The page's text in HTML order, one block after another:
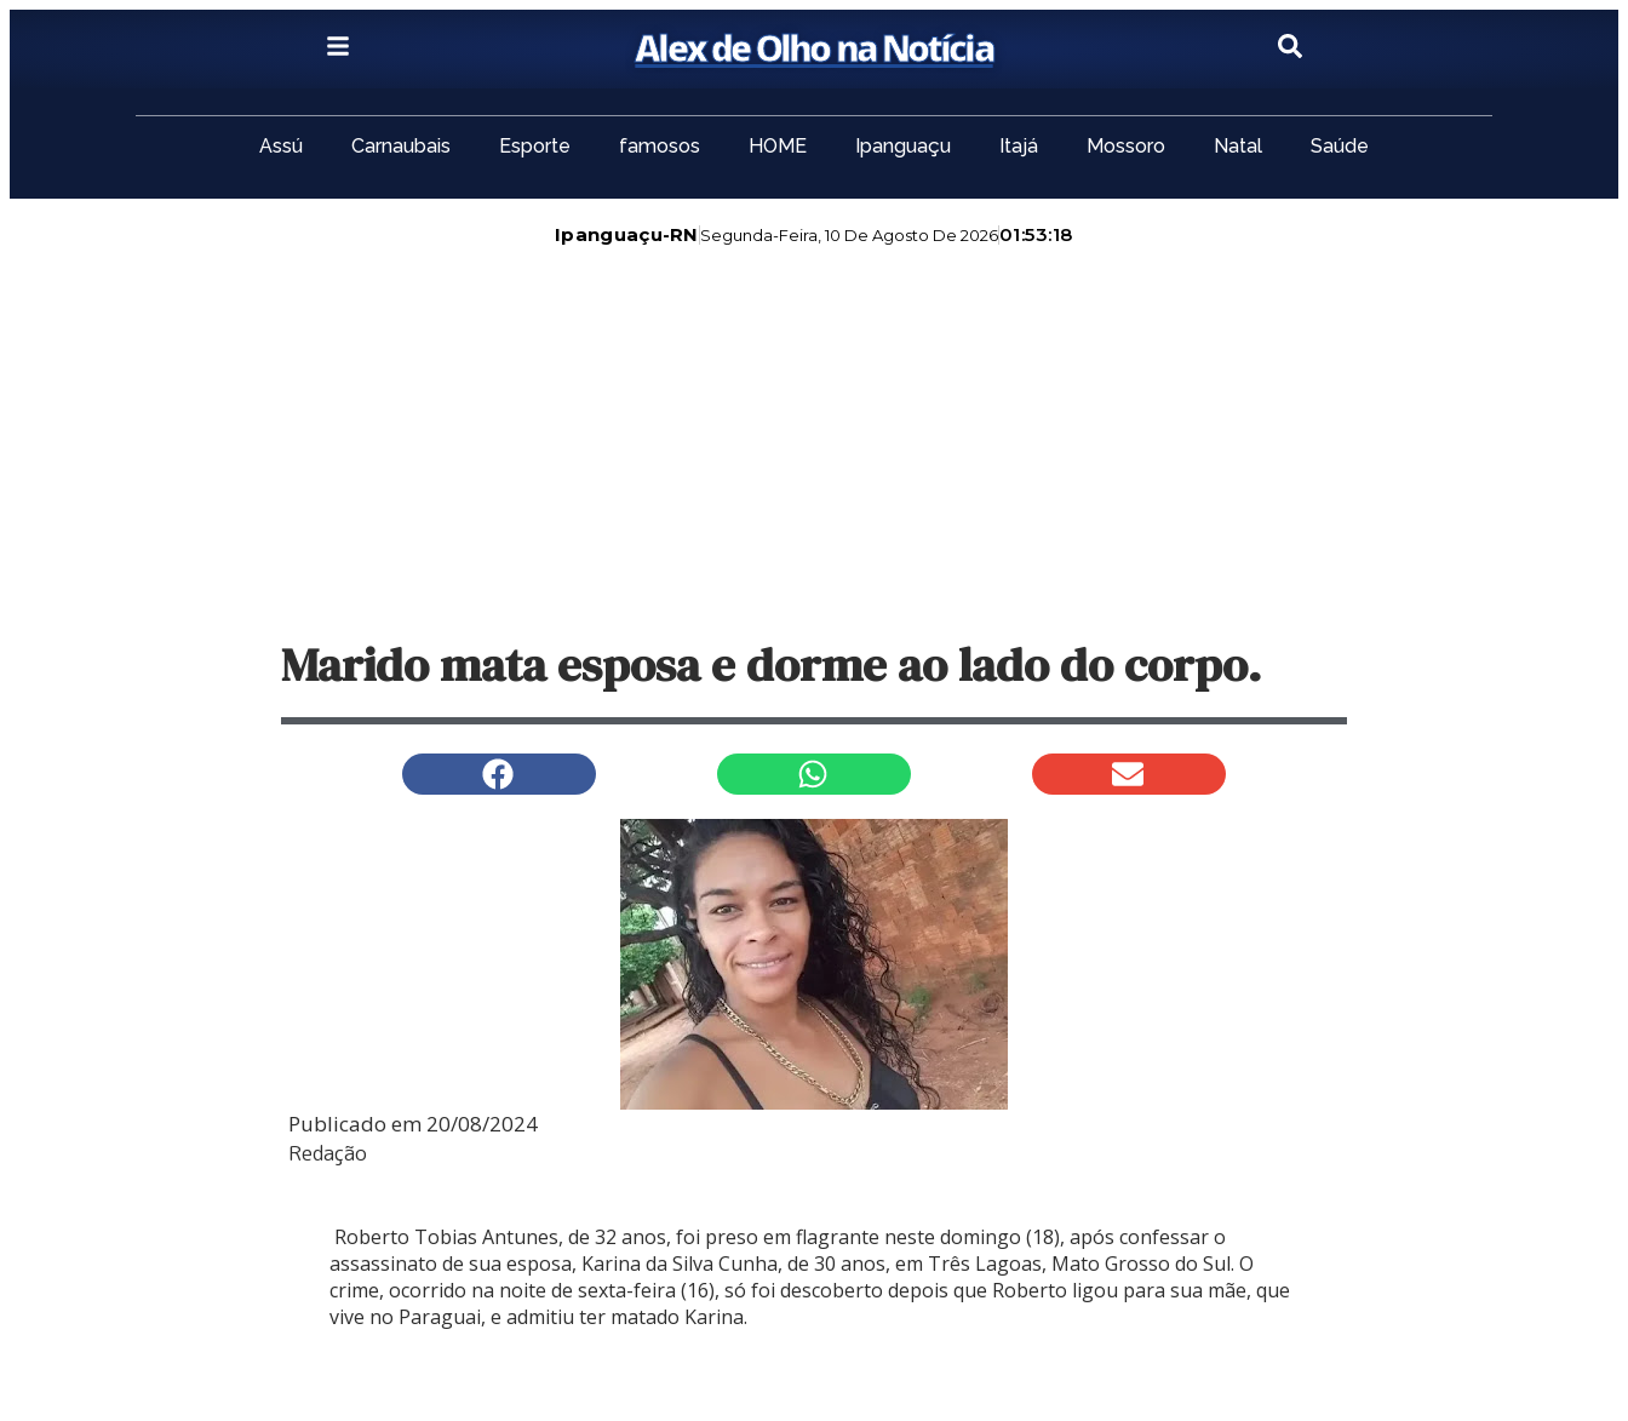
Alex de Olho na Notícia
Assú Carnaubais Esporte famosos HOME Ipanguaçu Itajá Mossoro Natal Saúde
Ipanguaçu-RN Segunda-Feira, 10 De Agosto De 202601:53:19
Marido mata esposa e dorme ao lado do corpo.
Publicado em 20/08/2024
Redação
Roberto Tobias Antunes, de 32 anos, foi preso em flagrante neste domingo (18), após confessar o
assassinato de sua esposa, Karina da Silva Cunha, de 30 anos, em Três Lagoas, Mato Grosso do Sul. O
crime, ocorrido na noite de sexta-feira (16), só foi descoberto depois que Roberto ligou para sua mãe, que
vive no Paraguai, e admitiu ter matado Karina.